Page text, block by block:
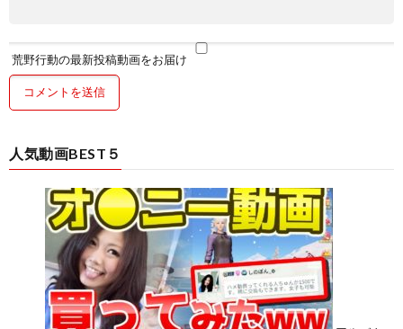
荒野行動の最新投稿動画をお届け
人気動画BEST５